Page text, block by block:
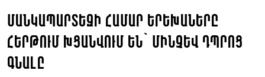
ՄԱՆԿԱՊԱՐՏԵԶԻ ՀԱՄԱՐ ԵՐԵԽԱՆԵՐԸ
ՀԵՐԹՈՒՄ ԽՑԱՆՎՈՒՄ ԵՆ՝ ՄԻՆՉԵՎ ԴՊՐՈՑ
ԳՆԱԼԸ